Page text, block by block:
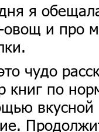
я
овощ и про
чудо
книг по